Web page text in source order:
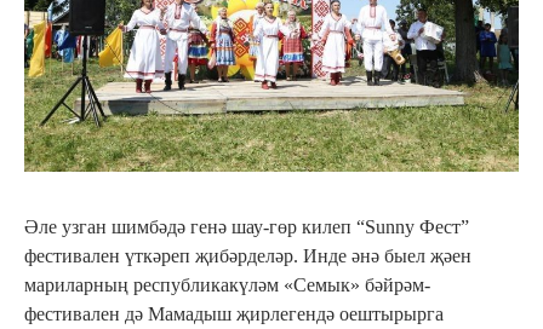
Әле узган шимбәдә генә шау-гөр килеп “Sunny Фест”
фестивален үткәреп җибәрделәр. Инде әнә быел җәен
мариларның республикакүләм «Семык» бәйрәм-
фестивален дә Мамадыш җирлегендә оештырырга